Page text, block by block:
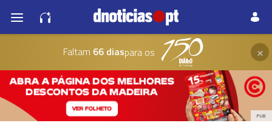
Faltam 66 diaspara os ×
PUB